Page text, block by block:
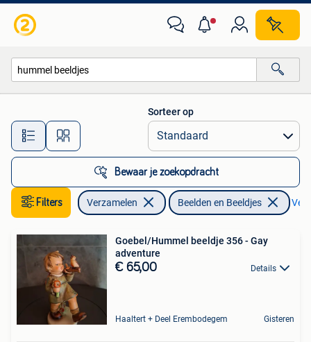
Alle afstanden…
Sorteer op
Bewaar je zoekopdracht
Filters Verzamelen Beelden en Beeldjes
Goebel/Hummel beeldje 356 - Gay
adventure
€ 65,00 Details
Haaltert + Deel Erembodegem Gisteren